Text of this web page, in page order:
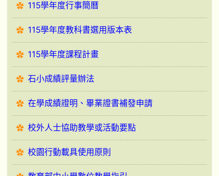
115學年度行事簡曆
115學年度教科書選用版本表
115學年度課程計畫
石小成績評量辦法
在學成績證明、畢業證書補發申請
校外人士協助教學或活動要點
校園行動載具使用原則